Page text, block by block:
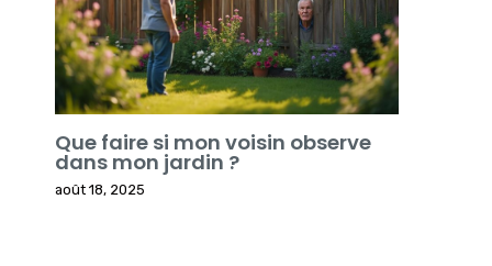
Que faire si mon voisin observe
dans mon jardin ?
août 18, 2025